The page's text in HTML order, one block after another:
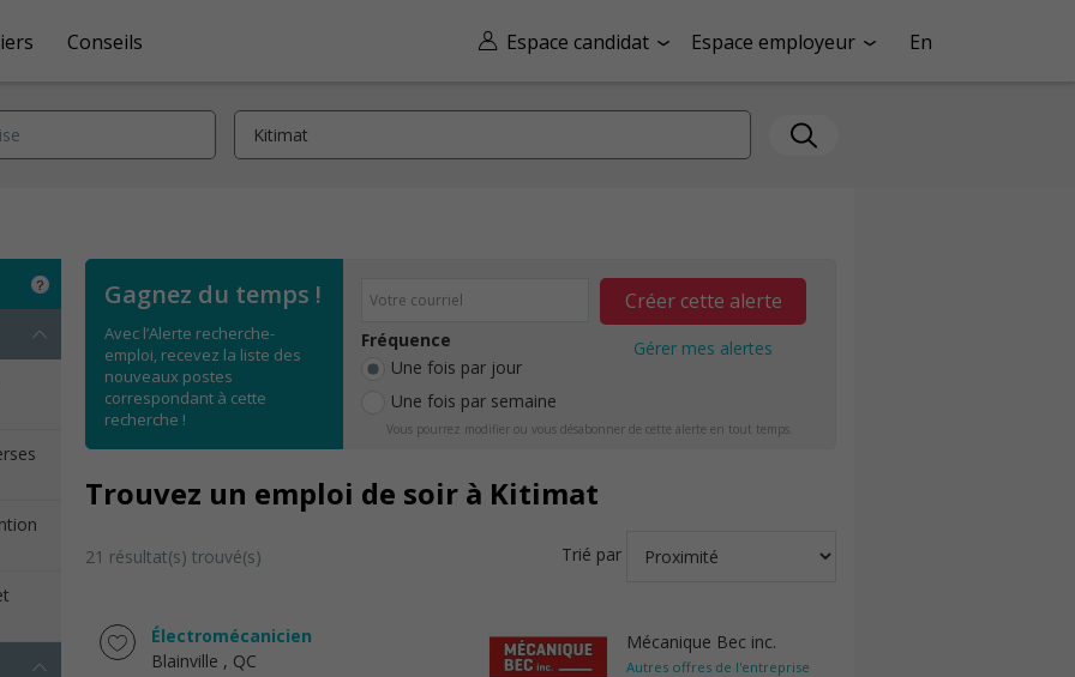
Espace candidat Espace employeur En
Conseils
Gagnez du temps !
Avec l’Alerte recherche-
emploi, recevez la liste des
nouveaux postes
correspondant à cette
recherche !
Fréquence
Une fois par jour
Une fois par semaine
Créer cette alerte
Gérer mes alertes
Vous pourrez modifier ou vous désabonner de cette alerte en tout temps.
Trouvez un emploi de soir à Kitimat
21 résultat(s) trouvé(s) Trié par
Électromécanicien
Blainville , QC
Mécanique Bec inc.
Autres offres de l'entreprise